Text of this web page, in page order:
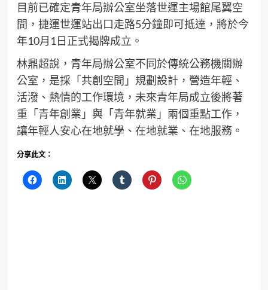
目前已確定青年局辦公室坐落世運主場館尾翼空
間，捷運世運站出口走路5分鐘即可抵達，將於今
年10月1日正式揭牌成立。
林鼎超說，青年局辦公室不同於傳統公務機關辦
公室，是採「共創空間」規劃設計，營造年輕、
活潑、熱情的工作環境，未來青年局成立後將著
重「青年創業」與「青年就業」兩個重點工作，
讓年輕人安心在地就學、在地就業、在地服務。
分享此文：